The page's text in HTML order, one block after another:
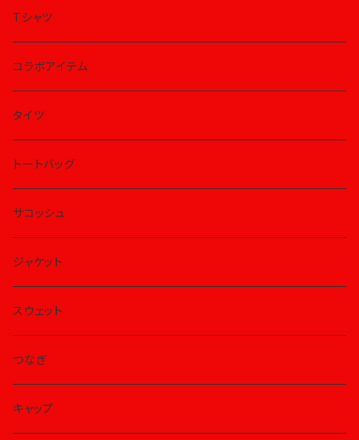
Tシャツ
コラボアイテム
タイツ
トートバッグ
サコッシュ
ジャケット
スウェット
つなぎ
キャップ